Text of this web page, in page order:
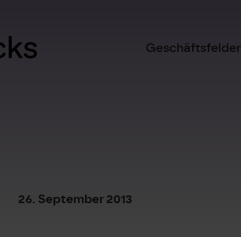
Geschäftsfelder
26. September 2013